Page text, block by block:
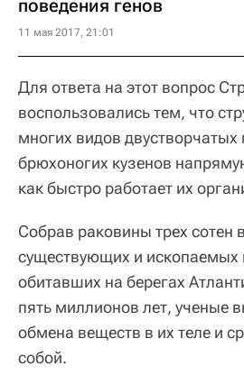
поведения генов
11 мая 2017, 21:01
Для ответа на этот вопрос
воспользовались тем, что
многих видов
брюхоногих кузенов
как быстро работает их
Собрав раковины трех сотен
существующих и
обитавших на берегах
пять миллионов лет, ученые
обмена веществ в их теле и
собой.